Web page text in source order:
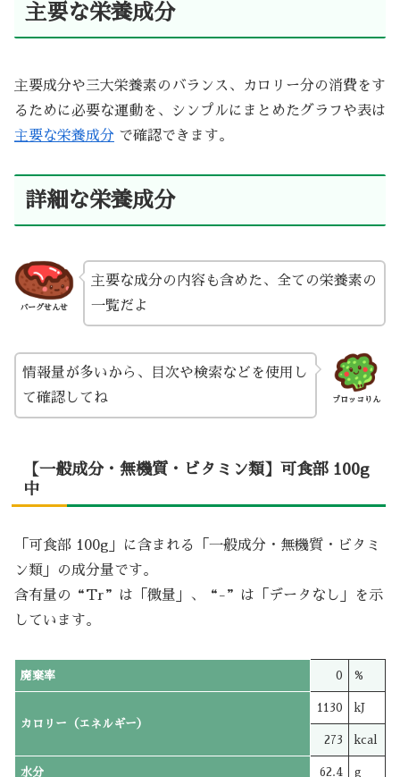
主要な栄養成分
主要成分や三大栄養素のバランス、カロリー分の消費をす
るために必要な運動を、シンプルにまとめたグラフや表は
主要な栄養成分 で確認できます。
詳細な栄養成分
バーグせんせ
主要な成分の内容も含めた、全ての栄養素の
一覧だよ
ブロッコりん
情報量が多いから、目次や検索などを使用し
て確認してね
【一般成分・無機質・ビタミン類】可食部 100g
中
「可食部 100g」に含まれる「一般成分・無機質・ビタミ
ン類」の成分量です。
含有量の“Tr”は「微量」、“-”は「データなし」を示
しています。
廃棄率 0 %
カロリー（エネルギー）
1130 kJ
273 kcal
水分 62.4 g